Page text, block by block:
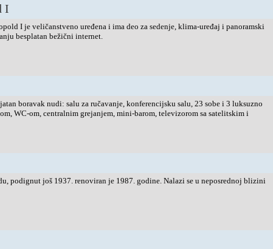
I
I je veličanstveno uređena i ima deo za sedenje, klima-uređaj i panoramski
besplatan bežični internet.
boravak nudi: salu za ručavanje, konferencijsku salu, 23 sobe i 3 luksuzno
WC-om, centralnim grejanjem, mini-barom, televizorom sa satelitskim i
podignut još 1937. renoviran je 1987. godine. Nalazi se u neposrednoj blizini